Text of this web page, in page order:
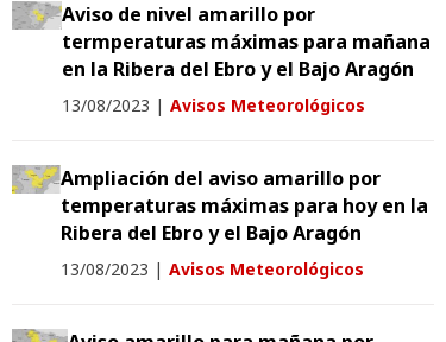
Aviso de nivel amarillo por
termperaturas máximas para mañana
en la Ribera del Ebro y el Bajo Aragón
13/08/2023 | Avisos Meteorológicos
Ampliación del aviso amarillo por
temperaturas máximas para hoy en la
Ribera del Ebro y el Bajo Aragón
13/08/2023 | Avisos Meteorológicos